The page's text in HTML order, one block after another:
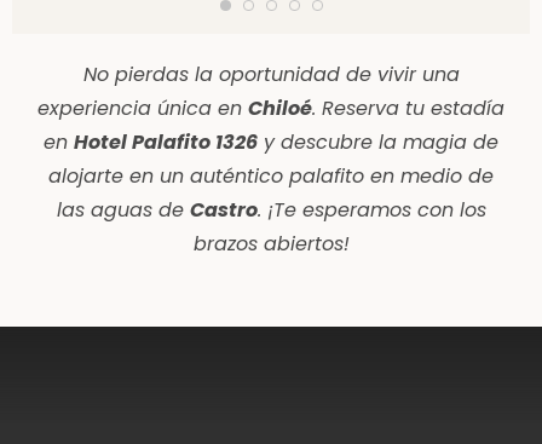
No pierdas la oportunidad de vivir una
experiencia única en Chiloé. Reserva tu estadía
en Hotel Palafito 1326 y descubre la magia de
alojarte en un auténtico palafito en medio de
las aguas de Castro. ¡Te esperamos con los
brazos abiertos!